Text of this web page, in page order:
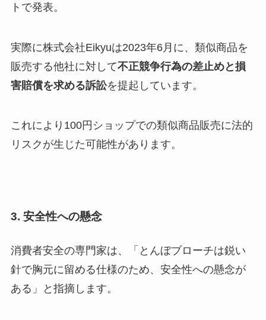
トで発表。
実際に株式会社Eikyuは2023年6月に、類似商品を
販売する他社に対して不正競争行為の差止めと損
害賠償を求める訴訟を提起しています。
これにより100円ショップでの類似商品販売に法的
リスクが生じた可能性があります。
3. 安全性への懸念
消費者安全の専門家は、「とんぼブローチは鋭い
針で胸元に留める仕様のため、安全性への懸念が
ある」と指摘します。